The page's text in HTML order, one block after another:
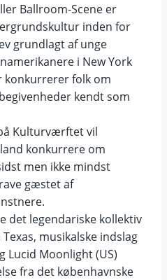
Ballroom-Scene er
inden for
grundlagt af unge
i New York
konkurrerer folk om
kendt som
Kulturværftet vil
konkurrere om
men ikke mindst
gæstet af
det legendariske kollektiv
musikalske indslag
Lucid Moonlight (US)
fra det københavnske